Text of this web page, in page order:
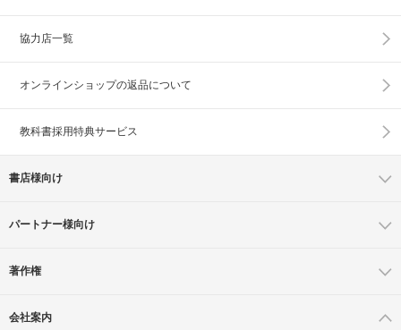
協力店一覧
オンラインショップの返品について
教科書採用特典サービス
書店様向け
パートナー様向け
著作権
会社案内